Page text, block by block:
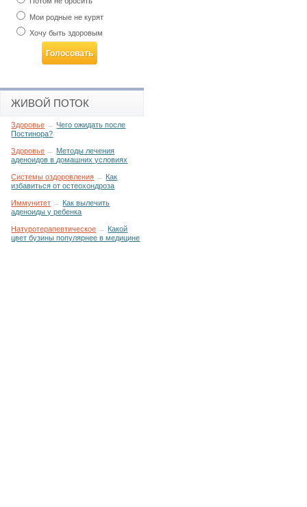
Мои родные не курят
Хочу быть здоровым
ЖИВОЙ ПОТОК
Здоровье →Чего ожидать после
Постинора?
Здоровье → Методы лечения
аденоидов в домашних условиях
Системы оздоровления → Как
избавиться от остеохондроза
Иммунитет → Как вылечить
аденоиды у ребенка
Натуротерапевтическое → Какой
цвет бузины популярнее в медицине